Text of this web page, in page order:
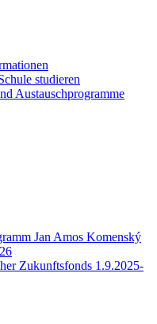
studieren
Austauschprogramme
Jan Amos Komenský
Zukunftsfonds 1.9.2025-